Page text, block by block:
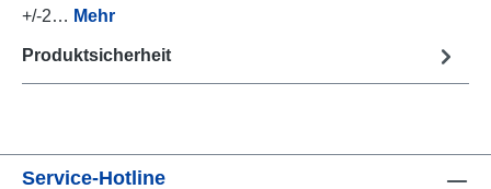
+/-2… Mehr
Produktsicherheit
Service-Hotline